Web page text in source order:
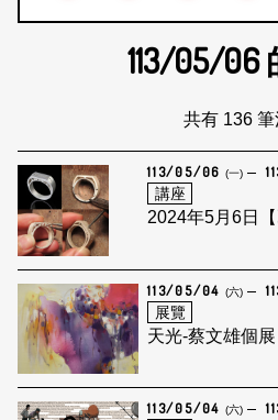
113/05/06
共有 136 筆
113/05/06 (一)
講座
2024年5月6日
113/05/04 (六)
展覽
天光-蔡文雄個展
113/05/04 (六)